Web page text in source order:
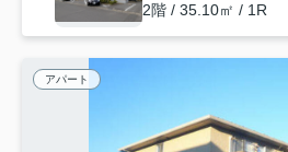
2階 / 35.10㎡ / 1R
アパート